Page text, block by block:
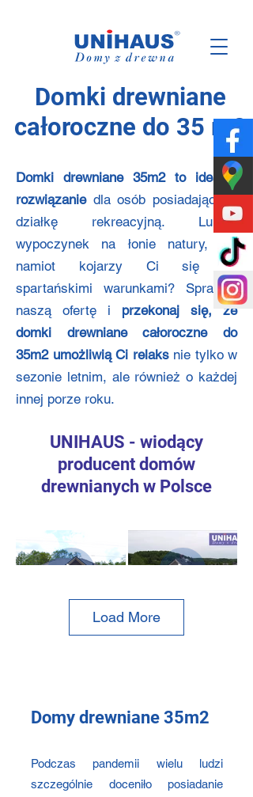
Domki drewniane
całoroczne do 35 m2
Domki drewniane 35m2 to idealne
rozwiązaniedla osób posiadających
działkę rekreacyjną. Lubisz
wypoczynek na łonie natury, ale
namiot kojarzy Ci się ze
spartańskimi warunkami? Sprawdź
naszą ofertę i przekonaj się, że
domki drewniane całoroczne do
35m2 umożliwią Ci relaksnie tylko w
sezonie letnim, ale również o każdej
innej porze roku.
UNIHAUS - wiodący
producent domów
drewnianych w Polsce
Load More
Domy drewniane 35m2
Podczas pandemii wielu ludzi
szczególnie doceniło posiadanie